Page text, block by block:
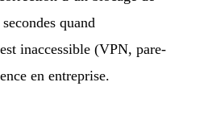
quand
est inaccessible (VPN, pare-
en entreprise.